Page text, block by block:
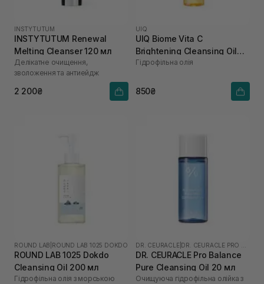
INSTYTUTUM
INSTYTUTUM Renewal
Melting Cleanser 120 мл
Делікатне очищення,
зволоження та антиейдж
2 200₴
UIQ
UIQ Biome Vita C
Brightening Cleansing Oil
200 мл
Гідрофільна олія
850₴
ROUND LAB ROUND LAB 1025 DOKDO
ROUND LAB 1025 Dokdo
Cleansing Oil 200 мл
Гідрофільна олія з морською
DR. CEURACLE
DR. CEURACLE Pro Balance
Pure Cleansing Oil 20 мл
Очищуюча гідрофільна олійка з